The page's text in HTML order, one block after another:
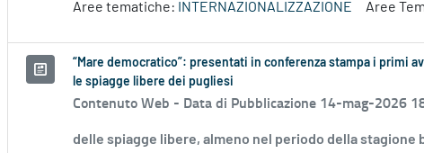
Aree tematiche: INTERNAZIONALIZZAZIONE Aree
“Mare democratico”: presentati in conferenza stampa i primi
le spiagge libere dei pugliesi
Contenuto Web - Data di Pubblicazione 14-mag-2026
delle spiagge libere, almeno nel periodo della stagione